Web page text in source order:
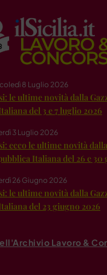
8 Luglio 2026
le ultime novità dalla
del 3 e 7 luglio 2026
3 Luglio 2026
ecco le ultime novità
Italiana del 26 e 30
26 Giugno 2026
le ultime novità dalla
del 23 giugno 2026
Lavoro &